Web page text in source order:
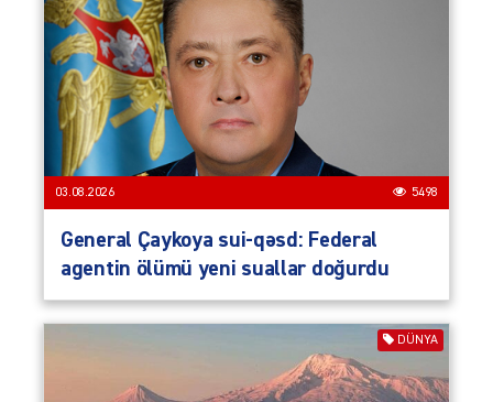
03.08.2026 5498
General Çaykoya sui-qəsd: Federal
agentin ölümü yeni suallar doğurdu
DÜNYA